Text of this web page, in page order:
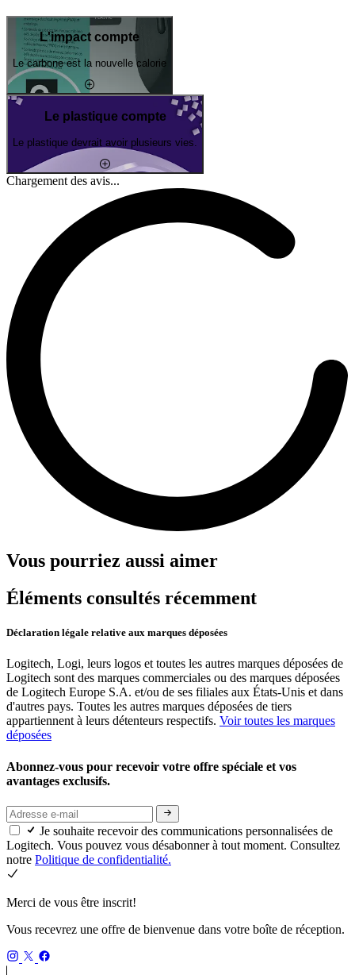
L'impact compte
Le carbone est la nouvelle calorie
Le plastique compte
Le plastique devrait avoir plusieurs vies.
Chargement des avis...
Vous pourriez aussi aimer
Éléments consultés récemment
Déclaration légale relative aux marques déposées
Logitech, Logi, leurs logos et toutes les autres marques déposées de
Logitech sont des marques commerciales ou des marques déposées
de Logitech Europe S.A. et/ou de ses filiales aux États-Unis et dans
d'autres pays. Toutes les autres marques déposées de tiers
appartiennent à leurs détenteurs respectifs. Voir toutes les marques
déposées
Abonnez-vous pour recevoir votre offre spéciale et vos
avantages exclusifs.
Je souhaite recevoir des communications personnalisées de
Logitech. Vous pouvez vous désabonner à tout moment. Consultez
notre Politique de confidentialité.
Merci de vous être inscrit!
Vous recevrez une offre de bienvenue dans votre boîte de réception.